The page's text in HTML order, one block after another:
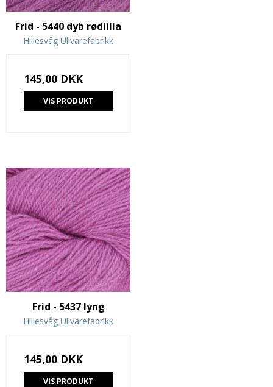
Frid - 5440 dyb rødlilla
Hillesvåg Ullvarefabrikk
145,00 DKK
VIS PRODUKT
Frid - 5437 lyng
Hillesvåg Ullvarefabrikk
145,00 DKK
VIS PRODUKT